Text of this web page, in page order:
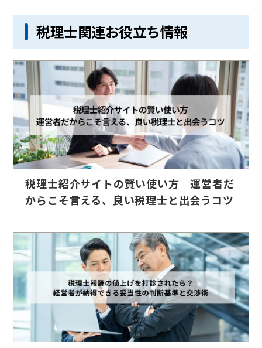
税理士関連お役立ち情報
税理士紹介サイトの賢い使い方｜運営者だ
からこそ言える、良い税理士と出会うコツ